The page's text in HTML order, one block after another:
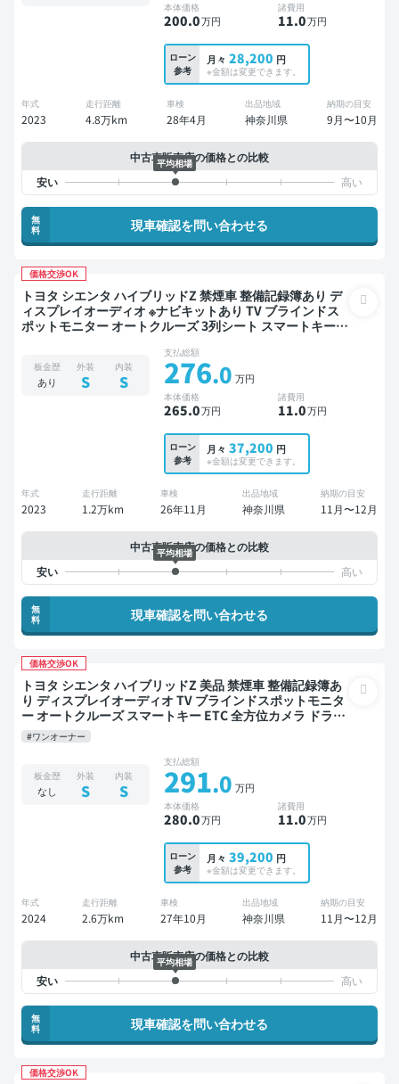
本体価格
200.0万円
諸費用
11.0万円
ローン
参考
月々 28,200 円
※金額は変更できます。
年式
2023
走行距離
4.8万km
車検
28年4月
出品地域
神奈川県
納期の目安
9月〜10月
中古車販売店の価格との比較
平均相場
無
料
現車確認を問い合わせる
価格交渉OK
トヨタ シエンタ ハイブリッドZ 禁煙車 整備記録簿あり デ
ィスプレイオーディオ ※ナビキットあり TV ブラインドス
ポットモニター オートクルーズ 3列シート スマートキー
板金歴
あり
外装
S
内装
S
支払総額
276.0 万円
本体価格
265.0万円
諸費用
11.0万円
ローン
参考
月々 37,200 円
※金額は変更できます。
年式
2023
走行距離
1.2万km
車検
26年11月
出品地域
神奈川県
納期の目安
11月〜12月
中古車販売店の価格との比較
平均相場
無
料
現車確認を問い合わせる
価格交渉OK
トヨタ シエンタ ハイブリッドZ 美品 禁煙車 整備記録簿あ
り ディスプレイオーディオ TV ブラインドスポットモニタ
ー オートクルーズ スマートキー ETC 全方位カメラ ドライ
ブレコーダー 衝突軽減 両側電動スライドドア
#ワンオーナー
板金歴
なし
外装
S
内装
S
支払総額
291.0 万円
本体価格
280.0万円
諸費用
11.0万円
ローン
参考
月々 39,200 円
※金額は変更できます。
年式
2024
走行距離
2.6万km
車検
27年10月
出品地域
神奈川県
納期の目安
11月〜12月
中古車販売店の価格との比較
平均相場
無
料
現車確認を問い合わせる
価格交渉OK